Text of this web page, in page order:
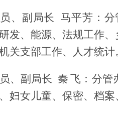
、副局长 马平芳： 分
发、能源、法规工作
关支部工作、人才统计
、副局长 秦 飞 ： 分管
、妇女儿童、保密、档